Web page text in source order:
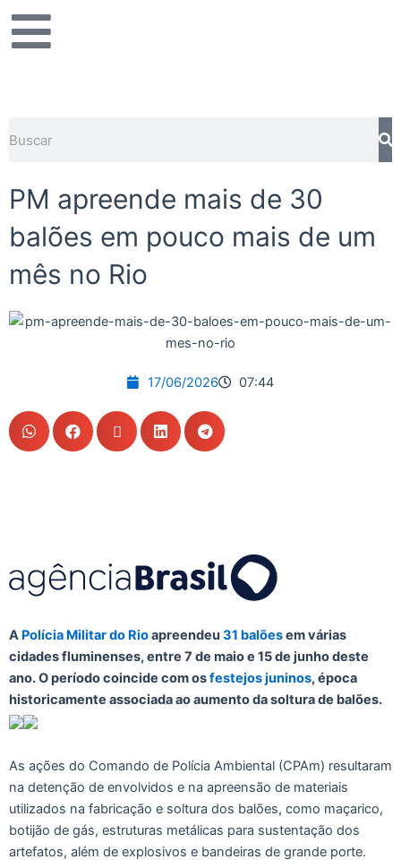
para
PM apreende mais de 30
balões em pouco mais de um
mês no Rio
17/06/2026 07:44
A Polícia Militar do Rioapreendeu31 balõesem várias
cidades fluminenses, entre 7 de maio e 15 de junho deste
ano. O período coincide com osfestejos juninos, época
historicamente associada ao aumento da soltura de balões.
As ações do Comando de Polícia Ambiental (CPAm) resultaram
na detenção de envolvidos e na apreensão de materiais
utilizados na fabricação e soltura dos balões, como maçarico,
botijão de gás, estruturas metálicas para sustentação dos
artefatos, além de explosivos e bandeiras de grande porte.